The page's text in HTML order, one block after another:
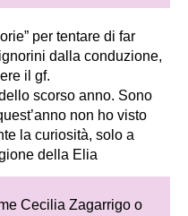
per tentare di far
dalla conduzione,
il gf.
scorso anno. Sono
non ho visto
la curiosità, solo a
della Elia
Cecilia Zagarrigo o